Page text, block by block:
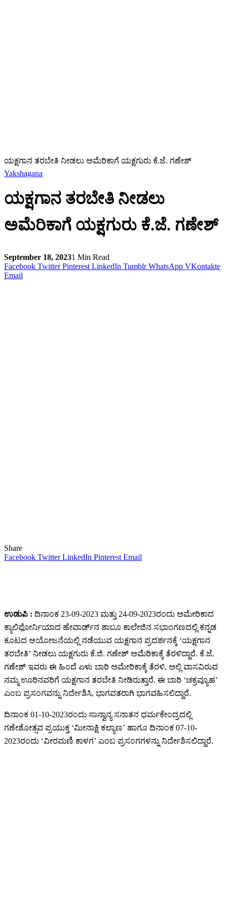
ಯಕ್ಷಗಾನ ತರಬೇತಿ ನೀಡಲು ಅಮೆರಿಕಾಗೆ ಯಕ್ಷಗುರು ಕೆ.ಜೆ. ಗಣೇಶ್
Yakshagana
ಯಕ್ಷಗಾನ ತರಬೇತಿ ನೀಡಲು
ಅಮೆರಿಕಾಗೆ ಯಕ್ಷಗುರು ಕೆ.ಜೆ. ಗಣೇಶ್
September 18, 20231 Min Read
Facebook Twitter Pinterest LinkedIn Tumblr WhatsApp VKontakte
Email
Share
Facebook Twitter LinkedIn Pinterest Email
ಉಡುಪಿ : ದಿನಾಂಕ 23-09-2023 ಮತ್ತು 24-09-2023ರಂದು ಅಮೇರಿಕಾದ
ಕ್ಯಾಲಿಫೋರ್ನಿಯಾದ ಹೇವಾರ್ಡ್‌ನ ಶಾಬೂ ಕಾಲೇಜಿನ ಸಭಾಂಗಣದಲ್ಲಿ ಕನ್ನಡ
ಕೂಟದ ಆಯೋಜನೆಯಲ್ಲಿ ನಡೆಯುವ ಯಕ್ಷಗಾನ ಪ್ರದರ್ಶನಕ್ಕೆ ‘ಯಕ್ಷಗಾನ
ತರಬೇತಿ’ ನೀಡಲು ಯಕ್ಷಗುರು ಕೆ.ಜಿ. ಗಣೇಶ್‌ ಅಮೆರಿಕಾಕ್ಕೆ ತೆರಳಿದ್ದಾರೆ. ಕೆ.ಜೆ.
ಗಣೇಶ್‌ ಇವರು ಈ ಹಿಂದೆ ಏಳು ಬಾರಿ ಅಮೇರಿಕಾಕ್ಕೆ ತೆರಳಿ, ಅಲ್ಲಿ ವಾಸವಿರುವ
ನಮ್ಮ ಊರಿನವರಿಗೆ ಯಕ್ಷಗಾನ ತರಬೇತಿ ನೀಡಿರುತ್ತಾರೆ. ಈ ಬಾರಿ ‘ಚಕ್ರವ್ಯೂಹ’
ಎಂಬ ಪ್ರಸಂಗವನ್ನು ನಿರ್ದೇಶಿಸಿ, ಭಾಗವತರಾಗಿ ಭಾಗವಹಿಸಲಿದ್ದಾರೆ.
ದಿನಾಂಕ 01-10-2023ರಂದು ಸಾನ್ವಾನ್ಯ ಸನಾತನ ಧರ್ಮಕೇಂದ್ರದಲ್ಲಿ
ಗಣೇಶೋತ್ಸವ ಪ್ರಯುಕ್ತ ‘ಮೀನಾಕ್ಷಿ ಕಲ್ಯಾಣ’ ಹಾಗೂ ದಿನಾಂಕ 07-10-
2023ರಂದು ‘ವೀರಮಣಿ ಕಾಳಗ’ ಎಂಬ ಪ್ರಸಂಗಗಳನ್ನು ನಿರ್ದೇಶಿಸಲಿದ್ದಾರೆ.